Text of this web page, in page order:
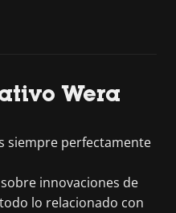
Wera
siempre perfectamente
innovaciones de
lo relacionado con